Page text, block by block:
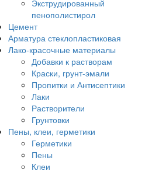
Экструдированный
пенополистирол
Цемент
Арматура стеклопластиковая
Лако-красочные материалы
Добавки к растворам
Краски, грунт-эмали
Пропитки и Антисептики
Лаки
Растворители
Грунтовки
Пены, клеи, герметики
Герметики
Пены
Клеи